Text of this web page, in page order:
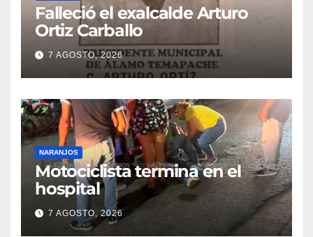
Falleció el exalcalde Arturo
Ortiz Carballo
7 AGOSTO, 2026
NARANJOS
Motociclista termina en el
hospital
7 AGOSTO, 2026